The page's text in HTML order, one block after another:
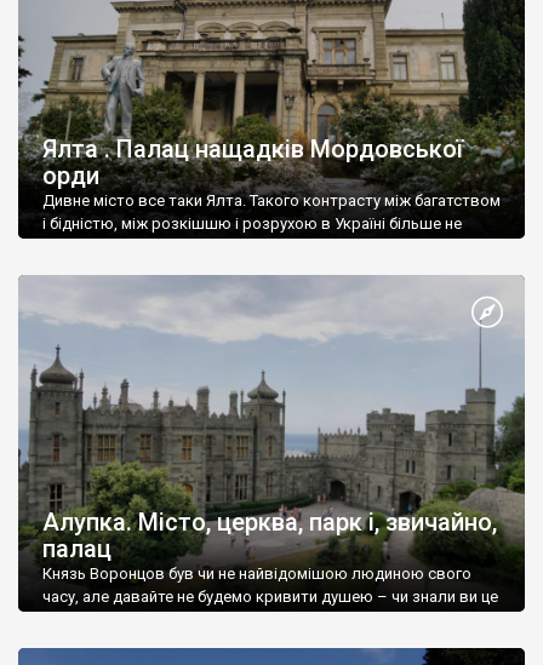
Ялта . Палац нащадків Мордовської
орди
Дивне місто все таки Ялта. Такого контрасту між багатством
і бідністю, між розкішшю і розрухою в Україні більше не
Алупка. Місто, церква, парк і, звичайно,
палац
Князь Воронцов був чи не найвідомішою людиною свого
часу, але давайте не будемо кривити душею – чи знали ви це